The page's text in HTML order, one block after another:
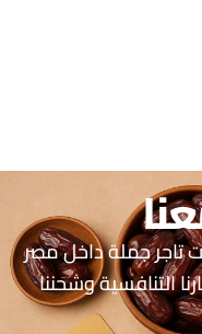
تاجر جملة داخل مصر
التنافسية وشحننا